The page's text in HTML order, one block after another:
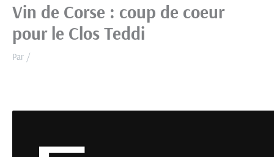
Vin de Corse : coup de coeur
pour le Clos Teddi
Par /